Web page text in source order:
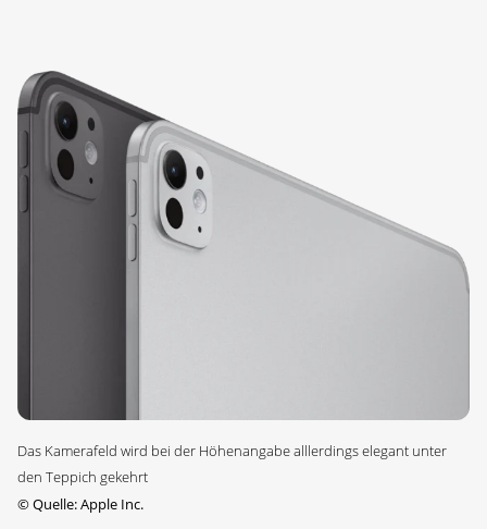
Das Kamerafeld wird bei der Höhenangabe alllerdings elegant unter
den Teppich gekehrt
©Quelle: Apple Inc.